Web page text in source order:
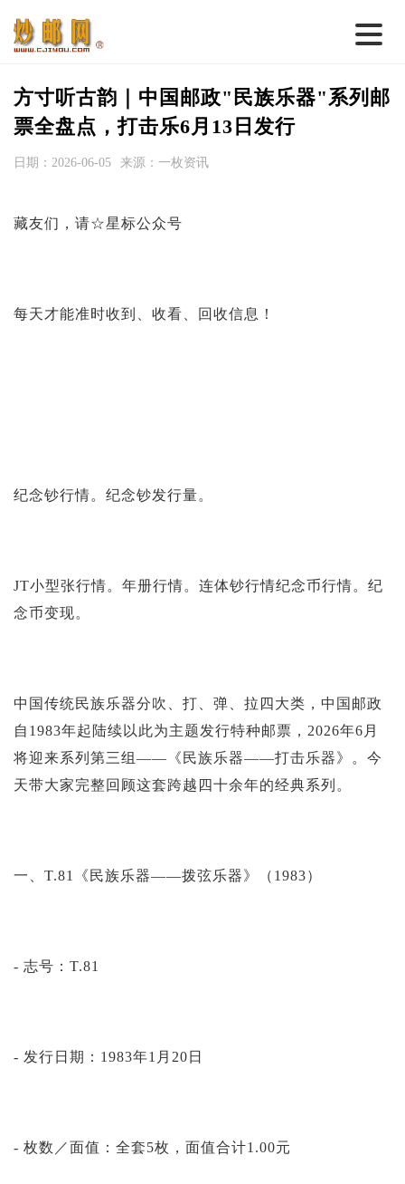
首 页
邮票行情
钱币行情
热点话题
方寸听古韵｜中国邮政"民族乐器"系列邮
票全盘点，打击乐6月13日发行
日期：2026-06-05 来源：一枚资讯
藏友们，请☆星标公众号
每天才能准时收到、收看、回收信息！
纪念钞行情。纪念钞发行量。
JT小型张行情。年册行情。连体钞行情纪念币行情。纪
念币变现。
中国传统民族乐器分吹、打、弹、拉四大类，中国邮政
自1983年起陆续以此为主题发行特种邮票，2026年6月
将迎来系列第三组——《民族乐器——打击乐器》。今
天带大家完整回顾这套跨越四十余年的经典系列。
一、T.81《民族乐器——拨弦乐器》（1983）
- 志号：T.81
- 发行日期：1983年1月20日
- 枚数／面值：全套5枚，面值合计1.00元